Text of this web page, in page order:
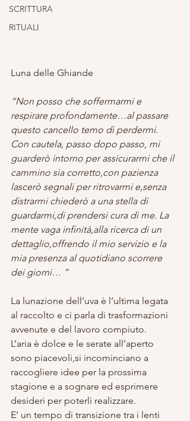
SCRITTURA
RITUALI
Luna delle Ghiande
“Non posso che soffermarmi e
respirare profondamente…al passare
questo cancello temo di perdermi.
Con cautela, passo dopo passo, mi
guarderò intorno per assicurarmi che il
cammino sia corretto,con pazienza
lascerò segnali per ritrovarmi e,senza
distrarmi chiederò a una stella di
guardarmi,di prendersi cura di me. La
mente vaga infinità,alla ricerca di un
dettaglio,offrendo il mio servizio e la
mia presenza al quotidiano scorrere
dei giorni… “
La lunazione dell’uva è l’ultima legata
al raccolto e ci parla di trasformazioni
avvenute e del lavoro compiuto.
L’aria è dolce e le serate all’aperto
sono piacevoli,si incominciano a
raccogliere idee per la prossima
stagione e a sognare ed esprimere
desideri per poterli realizzare.
E’ un tempo di transizione tra i lenti